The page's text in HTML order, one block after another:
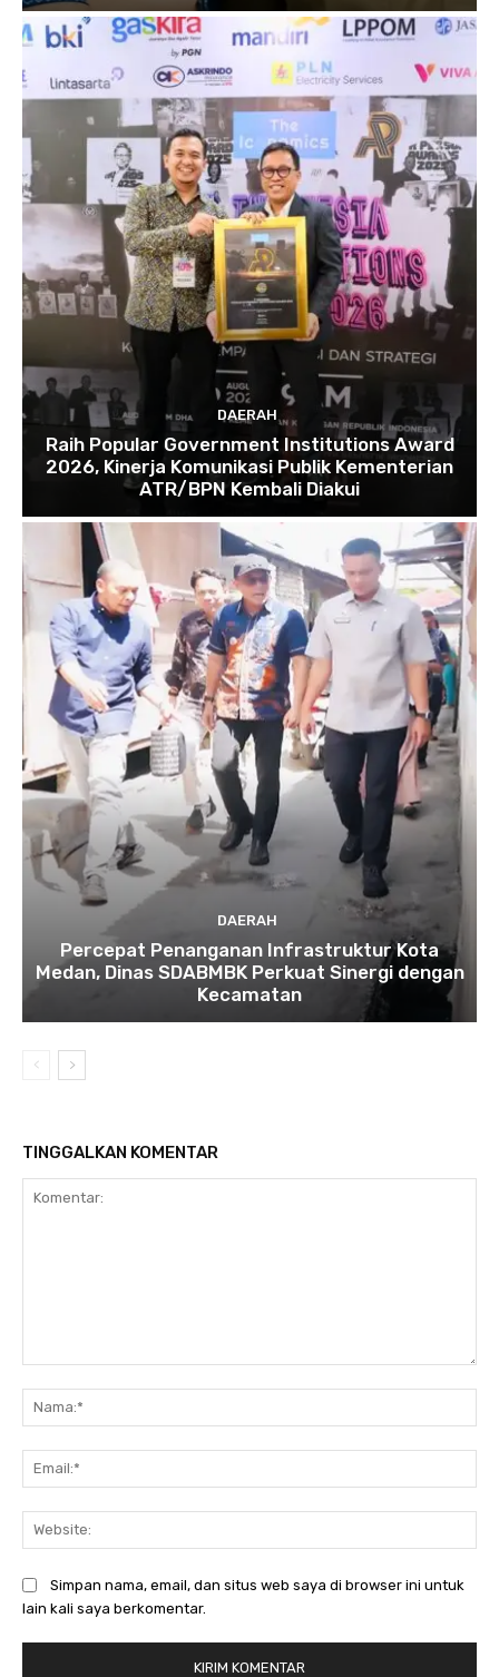
DAERAH
Raih Popular Government Institutions Award
2026, Kinerja Komunikasi Publik Kementerian
ATR/BPN Kembali Diakui
DAERAH
Percepat Penanganan Infrastruktur Kota
Medan, Dinas SDABMBK Perkuat Sinergi dengan
Kecamatan
TINGGALKAN KOMENTAR
Simpan nama, email, dan situs web saya di browser ini untuk
lain kali saya berkomentar.